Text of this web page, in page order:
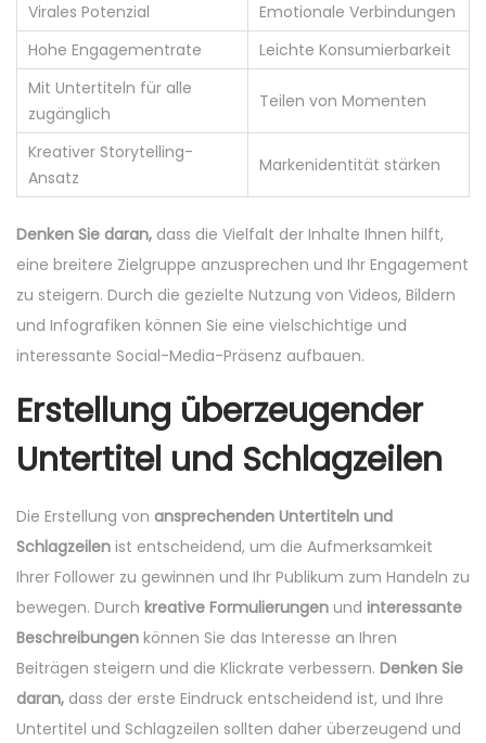
Virales Potenzial
Emotionale Verbindungen
Hohe Engagementrate
Leichte Konsumierbarkeit
Mit Untertiteln für alle
zugänglich
Teilen von Momenten
Kreativer Storytelling-
Ansatz
Markenidentität stärken
Denken Sie daran, dass die Vielfalt der Inhalte Ihnen hilft,
eine breitere Zielgruppe anzusprechen und Ihr Engagement
zu steigern. Durch die gezielte Nutzung von Videos, Bildern
und Infografiken können Sie eine vielschichtige und
interessante Social-Media-Präsenz aufbauen.
Erstellung überzeugender
Untertitel und Schlagzeilen
Die Erstellung von ansprechenden Untertiteln und
Schlagzeilen ist entscheidend, um die Aufmerksamkeit
Ihrer Follower zu gewinnen und Ihr Publikum zum Handeln zu
bewegen. Durch kreative Formulierungen und interessante
Beschreibungen können Sie das Interesse an Ihren
Beiträgen steigern und die Klickrate verbessern. Denken Sie
daran, dass der erste Eindruck entscheidend ist, und Ihre
Untertitel und Schlagzeilen sollten daher überzeugend und